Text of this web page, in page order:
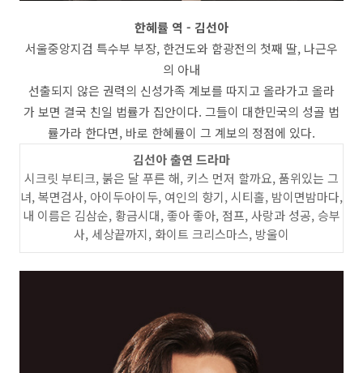
한혜률 역 - 김선아
서울중앙지검 특수부 부장, 한건도와 함광전의 첫째 딸, 나근우
의 아내
선출되지 않은 권력의 신성가족 계보를 따지고 올라가고 올라
가 보면 결국 친일 법률가 집안이다. 그들이 대한민국의 성골 법
률가라 한다면, 바로 한혜률이 그 계보의 정점에 있다.
김선아 출연 드라마
시크릿 부티크, 붉은 달 푸른 해, 키스 먼저 할까요, 품위있는 그
녀, 복면검사, 아이두아이두, 여인의 향기, 시티홀, 밤이면밤마다,
내 이름은 김삼순, 황금시대, 좋아 좋아, 점프, 사랑과 성공, 승부
사, 세상끝까지, 화이트 크리스마스, 방울이